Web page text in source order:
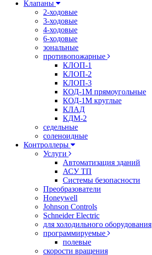
Клапаны
2-ходовые
3-ходовые
4-ходовые
6-ходовые
зональные
противопожарные
КЛОП-1
КЛОП-2
КЛОП-3
КОД-1М прямоугольные
КОД-1М круглые
КЛАД
КДМ-2
седельные
соленоидные
Контроллеры
Услуги
Автоматизация зданий
АСУ ТП
Системы безопасности
Преобразователи
Honeywell
Johnson Controls
Schneider Electric
для холодильного оборудования
программируемые
полевые
скорости вращения